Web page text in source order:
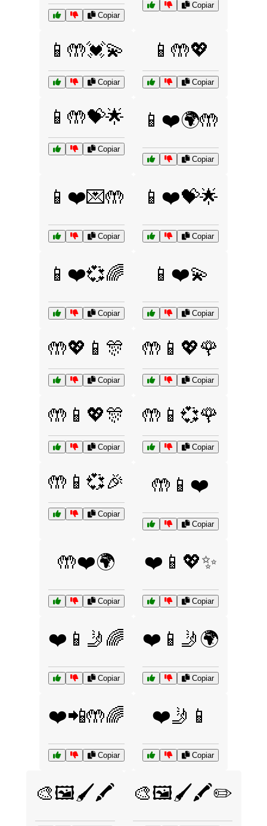
Copiar
Copiar
📱🤲💓💫
Copiar
📱🤲💖
Copiar
📱🤲💝🌟
Copiar
📱❤️🌍🤲
Copiar
📱❤️💌🤲
Copiar
📱❤️💝🌟
Copiar
📱❤️💞🌈
Copiar
📱❤️💫
Copiar
🤲💖📱🎊
Copiar
🤲📱💖🌹
Copiar
🤲📱💖🎊
Copiar
🤲📱💞🌹
Copiar
🤲📱💞🎉
Copiar
🤲📱❤️
Copiar
🤲❤️🌍
Copiar
❤️📱💖✨
Copiar
❤️📱🤳🌈
Copiar
❤️📱🤳🌍
Copiar
❤️📲🤲🌈
Copiar
❤️🤳📱
Copiar
🎨🖼️🖌️🖍️ 🎨🖼️🖌️🖍️✏️